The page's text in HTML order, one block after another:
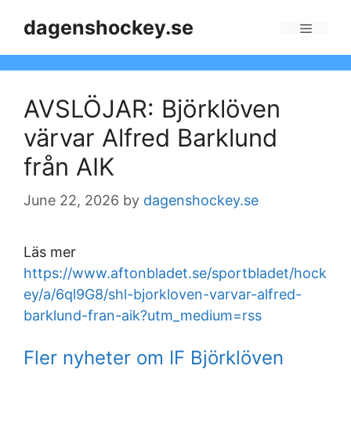
dagenshockey.se
AVSLÖJAR: Björklöven
värvar Alfred Barklund
från AIK
June 22, 2026 by dagenshockey.se
Läs mer
https://www.aftonbladet.se/sportbladet/hock
ey/a/6ql9G8/shl-bjorkloven-varvar-alfred-
barklund-fran-aik?utm_medium=rss
Fler nyheter om IF Björklöven